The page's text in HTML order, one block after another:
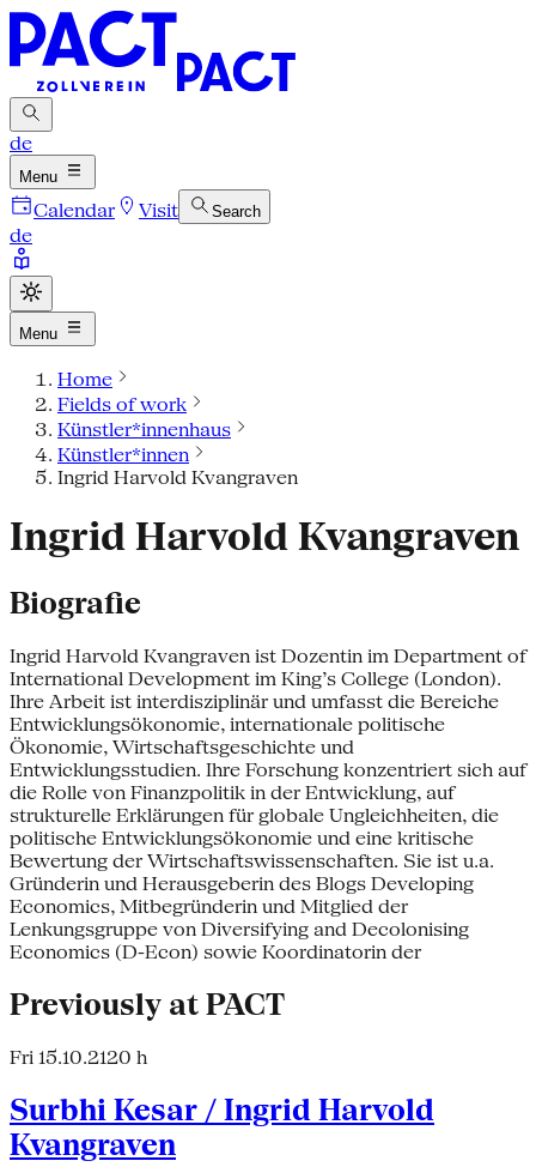
de
Menu
Calendar Visit Search
de
Menu
Home
Fields of work
Künstler*innenhaus
Künstler*innen
Ingrid Harvold Kvangraven
Ingrid Harvold Kvangraven
Biografie
Ingrid Harvold Kvangraven ist Dozentin im Department of
International Development im King’s College (London).
Ihre Arbeit ist interdisziplinär und umfasst die Bereiche
Entwicklungsökonomie, internationale politische
Ökonomie, Wirtschaftsgeschichte und
Entwicklungsstudien. Ihre Forschung konzentriert sich auf
die Rolle von Finanzpolitik in der Entwicklung, auf
strukturelle Erklärungen für globale Ungleichheiten, die
politische Entwicklungsökonomie und eine kritische
Bewertung der Wirtschaftswissenschaften. Sie ist u.a.
Gründerin und Herausgeberin des Blogs Developing
Economics, Mitbegründerin und Mitglied der
Lenkungsgruppe von Diversifying and Decolonising
Economics (D-Econ) sowie Koordinatorin der
Previously at PACT
Fri 15.10.2120 h
Surbhi Kesar / Ingrid Harvold
Kvangraven